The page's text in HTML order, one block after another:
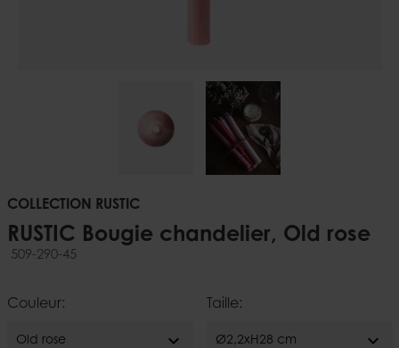
COLLECTION RUSTIC
RUSTIC Bougie chandelier, Old rose
509-290-45
Couleur:
Old rose expand_more
Taille:
Ø2,2xH28 cm expand_more